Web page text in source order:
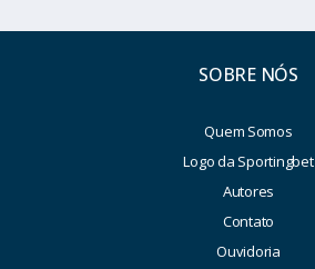
SOBRE NÓS
Quem Somos
Logo da Sportingbet
Autores
Contato
Ouvidoria